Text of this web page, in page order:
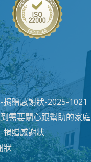
贈感謝狀-2025-1021
需要關心跟幫助的家庭
捐贈感謝狀
狀